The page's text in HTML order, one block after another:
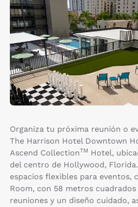
Organiza tu próxima reunión o
The Harrison Hotel Downtown
Ascend CollectionTM Hotel,
del centro de Hollywood,
espacios flexibles para eventos,
Room, con 58 metros
reuniones y un diseño cuidado,